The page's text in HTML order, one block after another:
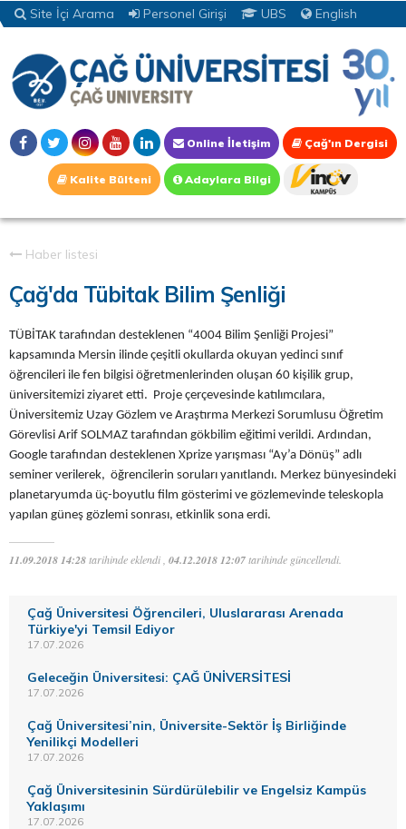
Site İçi Arama Personel Girişi UBS English
Online İletişim Çağ'ın Dergisi
Kalite Bülteni Adaylara Bilgi
Haber listesi
Çağ'da Tübitak Bilim Şenliği
TÜBİTAK tarafından desteklenen “4004 Bilim Şenliği Projesi”
kapsamında Mersin ilinde çeşitli okullarda okuyan yedinci sınıf
öğrencileri ile fen bilgisi öğretmenlerinden oluşan 60 kişilik grup,
üniversitemizi ziyaret etti. Proje çerçevesinde katılımcılara,
Üniversitemiz Uzay Gözlem ve Araştırma Merkezi Sorumlusu Öğretim
Görevlisi Arif SOLMAZ tarafından gökbilim eğitimi verildi. Ardından,
Google tarafından desteklenen Xprize yarışması “Ay’a Dönüş” adlı
seminer verilerek, öğrencilerin soruları yanıtlandı. Merkez bünyesindeki
planetaryumda üç-boyutlu film gösterimi ve gözlemevinde teleskopla
yapılan güneş gözlemi sonrası, etkinlik sona erdi.
11.09.2018 14:28tarihinde eklendi , 04.12.2018 12:07tarihinde güncellendi.
Çağ Üniversitesi Öğrencileri, Uluslararası Arenada
Türkiye'yi Temsil Ediyor
17.07.2026
Geleceğin Üniversitesi: ÇAĞ ÜNİVERSİTESİ
17.07.2026
Çağ Üniversitesi’nin, Üniversite-Sektör İş Birliğinde
Yenilikçi Modelleri
17.07.2026
Çağ Üniversitesinin Sürdürülebilir ve Engelsiz Kampüs
Yaklaşımı
17.07.2026